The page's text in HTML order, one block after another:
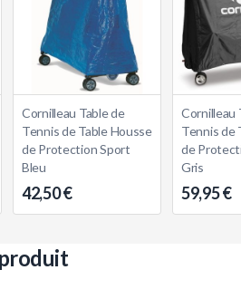
Cornilleau Table de
Tennis de Table Housse
de Protection Sport
Bleu
42,50 €
Cornilleau
Tennis de
de
Gris
59,95 €